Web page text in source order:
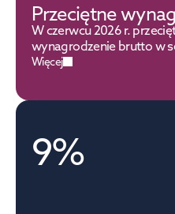
Przeciętne
W czerwcu 2026 r.
wynagrodzenie brutto w
ukształtowało się na
Więcej
9%